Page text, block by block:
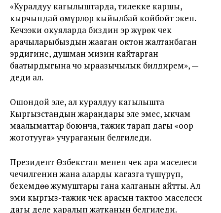
«Куралдуу кагылыштарда, тилекке каршы,
кырчындай өмүрлөр кыйылбай койбойт экен.
Кечээки окуяларда биздин эр жүрөк чек
арачыларыбыздын жааган октон жалтанбаган
эрдигине, душман мизин кайтарган
баатырдыгына чоң ыраазычылык билдирем», —
деди ал.
Ошондой эле, ал куралдуу кагылышта
Кыргызстандын жарандары эле эмес, ыкчам
маалыматтар боюнча, тажик тарап дагы «оор
жоготууга» учураганын белгиледи.
Президент Өзбекстан менен чек ара маселеси
чечилгенин жана аларды кагазга түшүрүп,
бекемдөө жумуштары гана калганын айтты. Ал
эми кыргыз-тажик чек арасын тактоо маселеси
дагы деле каралып жатканын белгиледи.